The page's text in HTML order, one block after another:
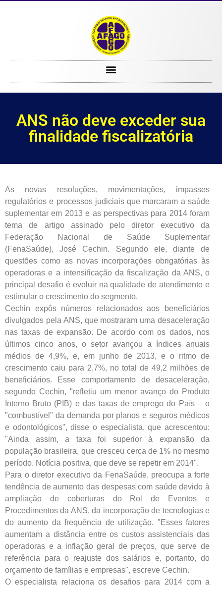
ANS não deve exceder sua
finalidade fiscalizatória
As novas resoluções, movimentações, impasses
regulatórios e processos judiciais que marcaram a saúde
suplementar em 2013 e as perspectivas para 2014 foram
tema de artigo assinado pelo diretor executivo da
Federação Nacional de Saúde Suplementar
(FenaSaúde), José Cechin. Segundo ele, diante de
questões como as novas incorporações obrigatórias às
operadoras e a intensificação da fiscalização da ANS, o
principal desafio é evoluir na qualidade de atendimento e
estimular o crescimento do segmento.
Cechin expôs números relacionados aos beneficiários
divulgados pela ANS, que mostraram uma desaceleração
nas taxas de expansão. De acordo com os dados, nos
últimos cinco anos, o setor avançou a índices anuais
médios de 4,9%, e, em junho de 2013, e o ritmo de
crescimento caiu para 2,7%, no total de 49,2 milhões de
beneficiários. Esse comportamento de desaceleração,
segundo Cechin, "refletiu um menor avanço do Produto
Interno Bruto (PIB) e das taxas de emprego do País – o
"combustível" da demanda por planos e seguros médicos
e odontológicos", disse o especialista, que acrescentou:
"Ainda assim, a taxa foi superior à expansão da
população brasileira, que cresceu cerca de 1% no mesmo
período. Notícia positiva, que deve se repetir em 2014".
Para o diretor executivo da FenaSaúde, preocupa a forte
tendência de aumento das despesas com saúde devido à
ampliação de coberturas do Rol de Eventos e
Procedimentos da ANS, da incorporação de tecnologias e
do aumento da frequência de utilização. "Esses fatores
aumentam a distância entre os custos assistenciais das
operadoras e a inflação geral de preços, que serve de
referência para o reajuste dos salários e, portanto, do
orçamento de famílias e empresas", escreve Cechin.
O especialista relaciona os desafios para 2014 com a